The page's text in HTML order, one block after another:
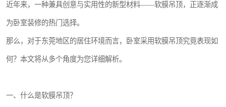
近年来，一种兼具创意与实用性的新型材料——软膜吊顶，正逐渐成
为卧室装修的热门选择。
那么，对于东莞地区的居住环境而言，卧室采用软膜吊顶究竟表现如
何？本文将从多个角度为您详细解析。
一、什么是软膜吊顶？